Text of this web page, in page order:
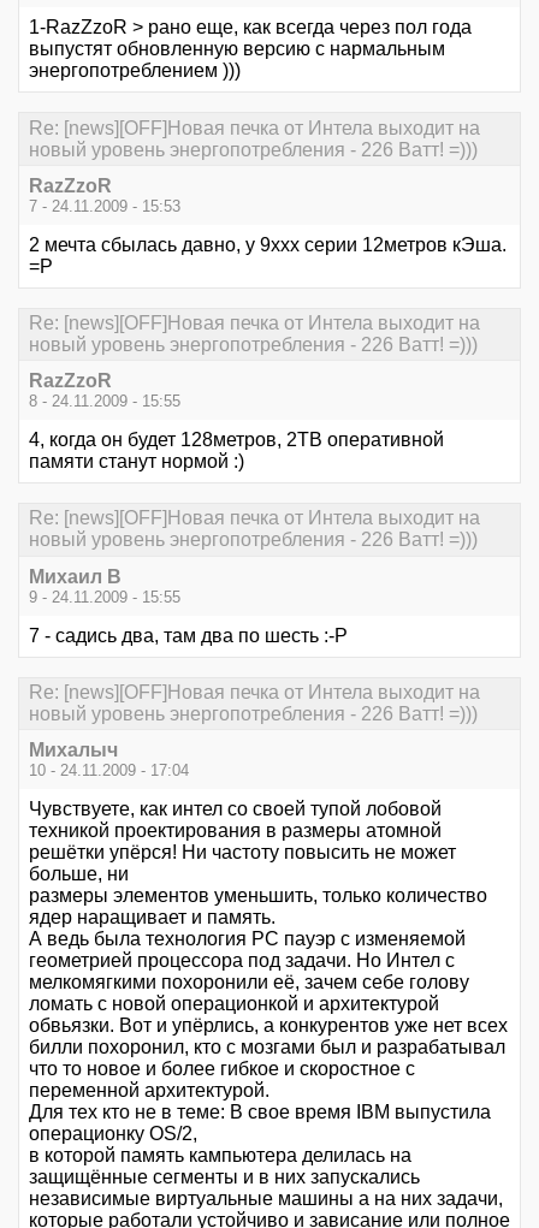
1-RazZzoR > рано еще, как всегда через пол года
выпустят обновленную версию с нармальным
энергопотреблением )))
Re: [news][OFF]Новая печка от Интела выходит на
новый уровень энергопотребления - 226 Ватт! =)))
RazZzoR
7 - 24.11.2009 - 15:53
2 мечта сбылась давно, у 9ххх серии 12метров кЭша.
=Р
Re: [news][OFF]Новая печка от Интела выходит на
новый уровень энергопотребления - 226 Ватт! =)))
RazZzoR
8 - 24.11.2009 - 15:55
4, когда он будет 128метров, 2ТВ оперативной
памяти станут нормой :)
Re: [news][OFF]Новая печка от Интела выходит на
новый уровень энергопотребления - 226 Ватт! =)))
Михаил В
9 - 24.11.2009 - 15:55
7 - садись два, там два по шесть :-P
Re: [news][OFF]Новая печка от Интела выходит на
новый уровень энергопотребления - 226 Ватт! =)))
Михалыч
10 - 24.11.2009 - 17:04
Чувствуете, как интел со своей тупой лобовой
техникой проектирования в размеры атомной
решётки упёрся! Ни частоту повысить не может
больше, ни
размеры элементов уменьшить, только количество
ядер наращивает и память.
А ведь была технология РС пауэр с изменяемой
геометрией процессора под задачи. Но Интел с
мелкомягкими похоронили её, зачем себе голову
ломать с новой операционкой и архитектурой
обвьязки. Вот и упёрлись, а конкурентов уже нет всех
билли похоронил, кто с мозгами был и разрабатывал
что то новое и более гибкое и скоростное с
переменной архитектурой.
Для тех кто не в теме: В свое время IBM выпустила
операционку ОS/2,
в которой память кампьютера делилась на
защищённые сегменты и в них запускались
независимые виртуальные машины а на них задачи,
которые работали устойчиво и зависание или полное